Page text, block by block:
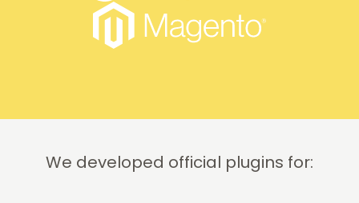
We developed official plugins for: